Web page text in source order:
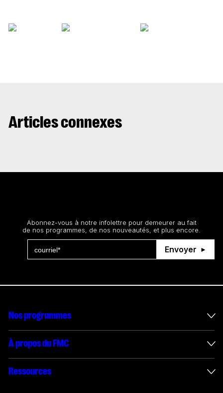
Articles connexes
Abonnez-vous à notre infolettre pour demeurer au fait
de nos programmes, de nos nouveautés, et plus encore.
Envoyer
Nos programmes
Mesures incitatives internationales
Administration des enveloppes
À propos du FMC
À propos du FMC
Ressources